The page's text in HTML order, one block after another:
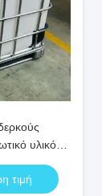
υλικό
τιμή